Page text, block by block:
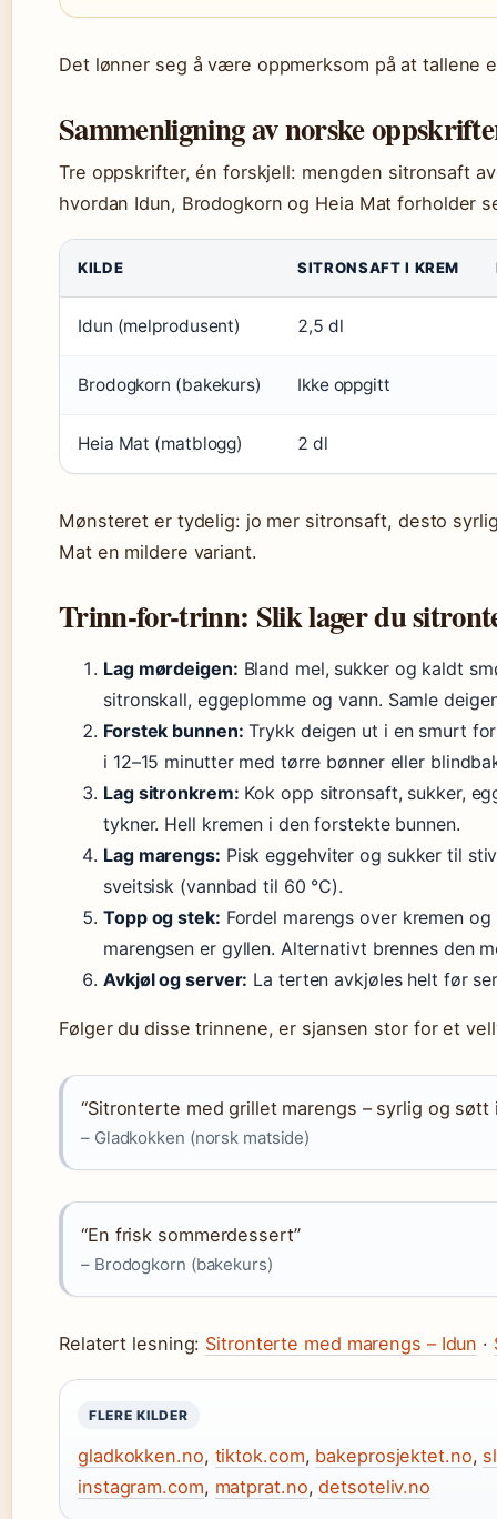
Det lønner seg å være oppmerksom på at tallene
Sammenligning av norske
Tre oppskrifter, én forskjell: mengden sitronsaft
hvordan Idun, Brodogkorn og Heia Mat forholder
KILDE SITRONSAFT I KREM
Idun (melprodusent) 2,5 dl
Brodogkorn (bakekurs) Ikke oppgitt
Heia Mat (matblogg) 2 dl
Mønsteret er tydelig: jo mer sitronsaft, desto
Mat en mildere variant.
Trinn-for-trinn: Slik lager du
Lag mørdeigen: Bland mel, sukker og kaldt
sitronskall, eggeplomme og vann. Samle
Forstek bunnen: Trykk deigen ut i en smurt
i 12–15 minutter med tørre bønner eller
Lag sitronkrem: Kok opp sitronsaft, sukker,
tykner. Hell kremen i den forstekte bunnen.
Lag marengs: Pisk eggehviter og sukker til
sveitsisk (vannbad til 60 °C).
Topp og stek: Fordel marengs over kremen
marengsen er gyllen. Alternativt brennes den
Avkjøl og server: La terten avkjøles helt før
Følger du disse trinnene, er sjansen stor for et
“Sitronterte med grillet marengs – syrlig og søtt
– Gladkokken (norsk matside)
“En frisk sommerdessert”
– Brodogkorn (bakekurs)
Relatert lesning: Sitronterte med marengs – Idun ·
FLERE KILDER
gladkokken.no, tiktok.com, bakeprosjektet.no,
instagram.com, matprat.no,detsoteliv.no